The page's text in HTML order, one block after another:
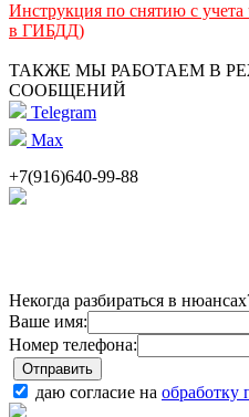
Инструкция по снятию с учета
в ГИБДД)
ТАКЖЕ МЫ РАБОТАЕМ В
СООБЩЕНИЙ
Telegram
Max
+7(916)640-99-88
Некогда разбираться в
Ваше имя:
Номер телефона:
даю согласие на обработку